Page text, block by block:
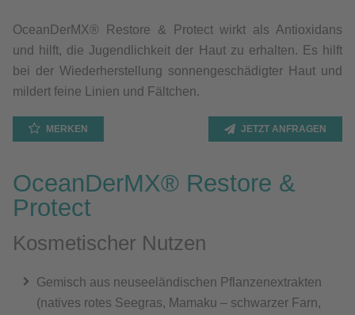
OceanDerMX® Restore & Protect wirkt als Antioxidans
und hilft, die Jugendlichkeit der Haut zu erhalten. Es hilft
bei der Wiederherstellung sonnengeschädigter Haut und
mildert feine Linien und Fältchen.
MERKEN JETZT ANFRAGEN
OceanDerMX® Restore &
Protect
Kosmetischer Nutzen
Gemisch aus neuseeländischen Pflanzenextrakten
(natives rotes Seegras, Mamaku – schwarzer Farn,